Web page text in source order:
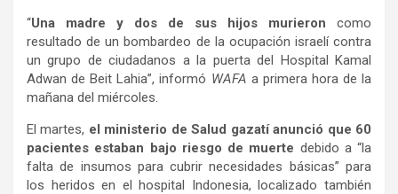
“Una madre y dos de sus hijos murieron como
resultado de un bombardeo de la ocupación israelí contra
un grupo de ciudadanos a la puerta del Hospital Kamal
Adwan de Beit Lahia”, informó WAFA a primera hora de la
mañana del miércoles.
El martes, el ministerio de Salud gazatí anunció que 60
pacientes estaban bajo riesgo de muerte debido a “la
falta de insumos para cubrir necesidades básicas” para
los heridos en el hospital Indonesia, localizado también